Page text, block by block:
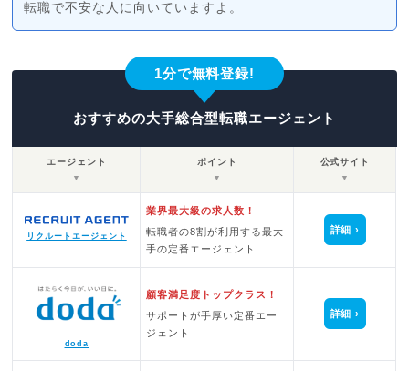
転職で不安な人に向いていますよ。
1分で無料登録!
おすすめの大手総合型転職エージェント
エージェント
▼
ポイント
▼
公式サイト
▼
リクルートエージェント
業界最大級の求人数！
転職者の8割が利用する最大
手の定番エージェント
詳細
doda
顧客満足度トップクラス！
サポートが手厚い定番エー
ジェント
詳細